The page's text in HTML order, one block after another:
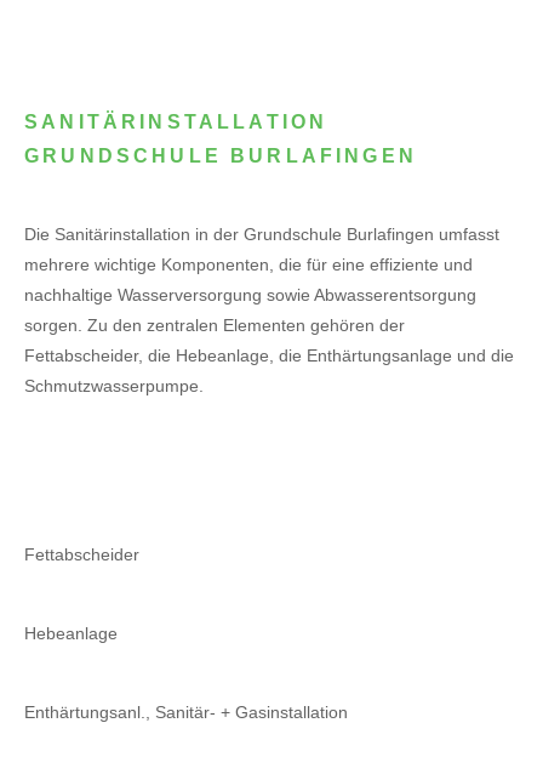
SANITÄRINSTALLATION
GRUNDSCHULE BURLAFINGEN
Die Sanitärinstallation in der Grundschule Burlafingen umfasst
mehrere wichtige Komponenten, die für eine effiziente und
nachhaltige Wasserversorgung sowie Abwasserentsorgung
sorgen. Zu den zentralen Elementen gehören der
Fettabscheider, die Hebeanlage, die Enthärtungsanlage und die
Schmutzwasserpumpe.
Fettabscheider
Hebeanlage
Enthärtungsanl., Sanitär- + Gasinstallation